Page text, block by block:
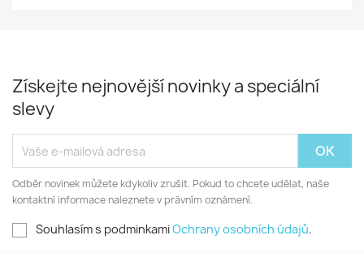
Získejte nejnovější novinky a speciální
slevy
Odběr novinek můžete kdykoliv zrušit. Pokud to chcete udělat, naše
kontaktní informace naleznete v právním oznámení.
Souhlasím s podminkamiOchrany osobních údajů.